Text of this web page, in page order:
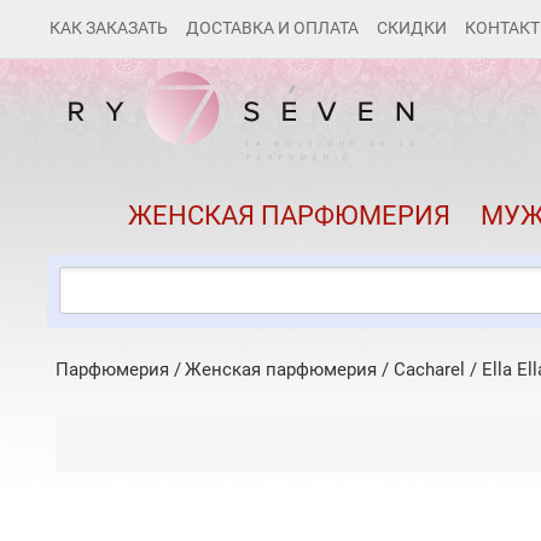
КАК ЗАКАЗАТЬ ДОСТАВКА И ОПЛАТА СКИДКИ
ЖЕНСКАЯ ПАРФЮМЕРИЯ
Парфюмерия Женская парфюмерия / Cacharel / Ella